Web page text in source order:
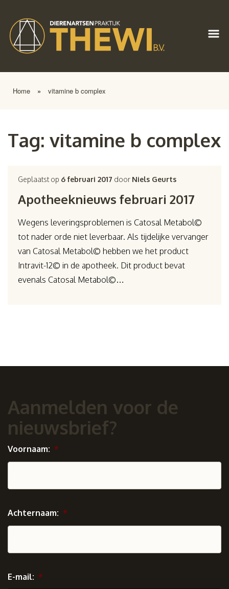
Home » vitamine b complex
Tag: vitamine b complex
Geplaatst op 6 februari 2017 door Niels Geurts
Apotheeknieuws februari 2017
Wegens leveringsproblemen is Catosal Metabol©
tot nader orde niet leverbaar. Als tijdelijke vervanger
van Catosal Metabol© hebben we het product
Intravit-12© in de apotheek. Dit product bevat
evenals Catosal Metabol©…
Aanmelden voor de
nieuwsbrief?
Voornaam: *
Achternaam: *
E-mail: *